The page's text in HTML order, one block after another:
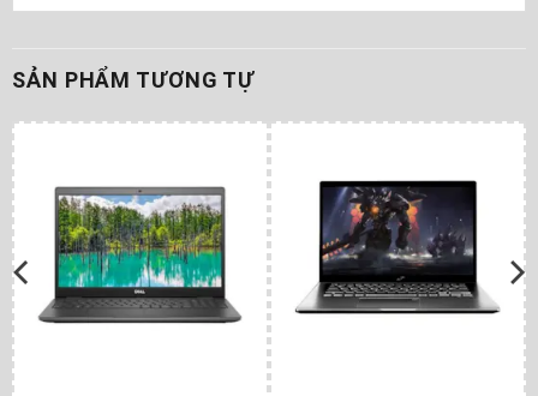
SẢN PHẨM TƯƠNG TỰ